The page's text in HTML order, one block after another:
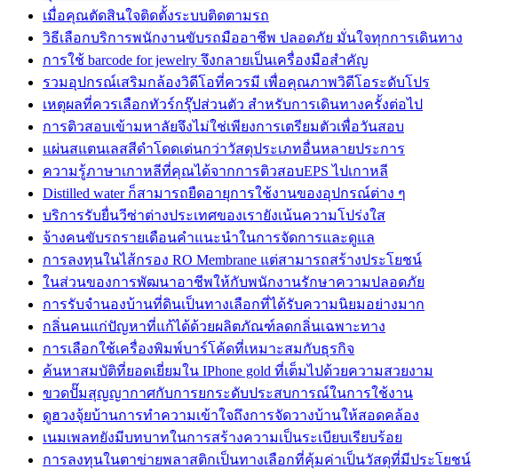
เมื่อคุณตัดสินใจติดตั้งระบบติดตามรถ
วิธีเลือกบริการพนักงานขับรถมืออาชีพ ปลอดภัย มั่นใจทุกการเดินทาง
การใช้ barcode for jewelry จึงกลายเป็นเครื่องมือสำคัญ
รวมอุปกรณ์เสริมกล้องวิดีโอที่ควรมี เพื่อคุณภาพวิดีโอระดับโปร
เหตุผลที่ควรเลือกทัวร์กรุ๊ปส่วนตัว สำหรับการเดินทางครั้งต่อไป
การติวสอบเข้ามหาลัยจึงไม่ใช่เพียงการเตรียมตัวเพื่อวันสอบ
แผ่นสแตนเลสสีดำโดดเด่นกว่าวัสดุประเภทอื่นหลายประการ
ความรู้ภาษาเกาหลีที่คุณได้จากการติวสอบEPS ไปเกาหลี
Distilled water ก็สามารถยืดอายุการใช้งานของอุปกรณ์ต่าง ๆ
บริการรับยื่นวีซ่าต่างประเทศของเรายังเน้นความโปร่งใส
จ้างคนขับรถรายเดือนคำแนะนำในการจัดการและดูแล
การลงทุนในไส้กรอง RO Membrane แต่สามารถสร้างประโยชน์
ในส่วนของการพัฒนาอาชีพให้กับพนักงานรักษาความปลอดภัย
การรับจำนองบ้านที่ดินเป็นทางเลือกที่ได้รับความนิยมอย่างมาก
กลิ่นคนแก่ปัญหาที่แก้ได้ด้วยผลิตภัณฑ์ลดกลิ่นเฉพาะทาง
การเลือกใช้เครื่องพิมพ์บาร์โค้ดที่เหมาะสมกับธุรกิจ
ค้นหาสมบัติที่ยอดเยี่ยมใน IPhone gold ที่เต็มไปด้วยความสวยงาม
ขวดปั๊มสุญญากาศกับการยกระดับประสบการณ์ในการใช้งาน
ดูฮวงจุ้ยบ้านการทำความเข้าใจถึงการจัดวางบ้านให้สอดคล้อง
เนมเพลทยังมีบทบาทในการสร้างความเป็นระเบียบเรียบร้อย
การลงทุนในตาข่ายพลาสติกเป็นทางเลือกที่คุ้มค่าเป็นวัสดุที่มีประโยชน์